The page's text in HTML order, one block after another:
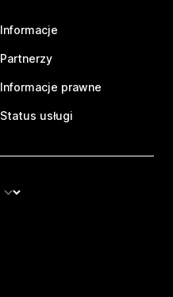
Informacje
Partnerzy
Informacje prawne
Status usługi